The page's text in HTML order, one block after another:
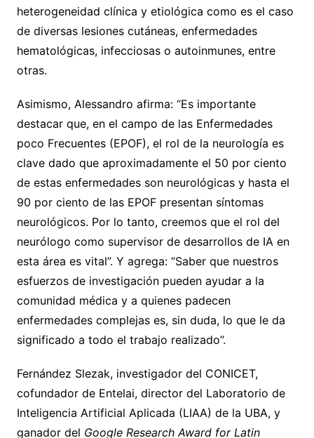
heterogeneidad clínica y etiológica como es el caso
de diversas lesiones cutáneas, enfermedades
hematológicas, infecciosas o autoinmunes, entre
otras.
Asimismo, Alessandro afirma: “Es importante
destacar que, en el campo de las Enfermedades
poco Frecuentes (EPOF), el rol de la neurología es
clave dado que aproximadamente el 50 por ciento
de estas enfermedades son neurológicas y hasta el
90 por ciento de las EPOF presentan síntomas
neurológicos. Por lo tanto, creemos que el rol del
neurólogo como supervisor de desarrollos de IA en
esta área es vital”. Y agrega: “Saber que nuestros
esfuerzos de investigación pueden ayudar a la
comunidad médica y a quienes padecen
enfermedades complejas es, sin duda, lo que le da
significado a todo el trabajo realizado”.
Fernández Slezak, investigador del CONICET,
cofundador de Entelai, director del Laboratorio de
Inteligencia Artificial Aplicada (LIAA) de la UBA, y
ganador del Google Research Award for Latin